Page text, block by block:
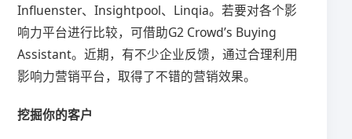
Influenster、Insightpool、Linqia。若要对各个影
响力平台进行比较，可借助G2 Crowd’s Buying
Assistant。近期，有不少企业反馈，通过合理利用
影响力营销平台，取得了不错的营销效果。
挖掘你的客户